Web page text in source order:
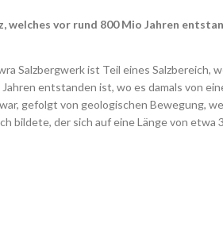
welches vor rund 800 Mio Jahren
Salzbergwerk ist Teil eines Salzbereich,
entstanden ist, wo es damals von
gefolgt von geologischen Bewegung,
bildete, der sich auf eine Länge von